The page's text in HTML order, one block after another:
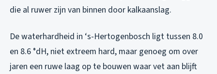
die al ruwer zijn van binnen door kalkaanslag.
De waterhardheid in ‘s-Hertogenbosch ligt tussen 8.0
en 8.6 °dH, niet extreem hard, maar genoeg om over
jaren een ruwe laag op te bouwen waar vet aan blijft